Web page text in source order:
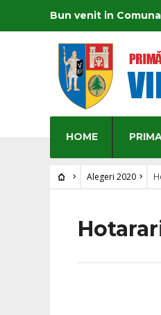
Bun venit in
HOME
Alegeri 2020